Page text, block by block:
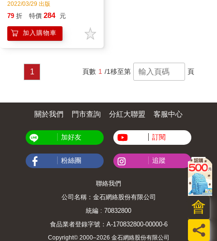
2022/03/29 出版
79 折 特價 284 元
加入購物車
1 頁數 1 /1移至第 頁
員
會
關於我們 門市查詢 分紅大聯盟 客服中心
加好友 訂閱
粉絲團 追蹤
聯絡我們
公司名稱：金石網絡股份有限公司
統編 : 70832800
食品業者登錄字號：A-170832800-00000-6
Copyright© 2000–2026 金石網絡股份有限公司